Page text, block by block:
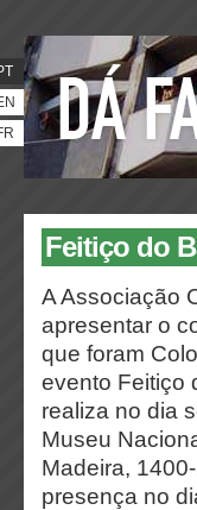
Feitiço do
A Associação
apresentar o
que foram
evento Feitiço
realiza no dia
Museu
Madeira,
presença no